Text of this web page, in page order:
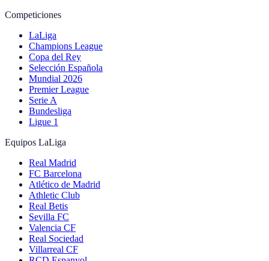
Competiciones
LaLiga
Champions League
Copa del Rey
Selección Española
Mundial 2026
Premier League
Serie A
Bundesliga
Ligue 1
Equipos LaLiga
Real Madrid
FC Barcelona
Atlético de Madrid
Athletic Club
Real Betis
Sevilla FC
Valencia CF
Real Sociedad
Villarreal CF